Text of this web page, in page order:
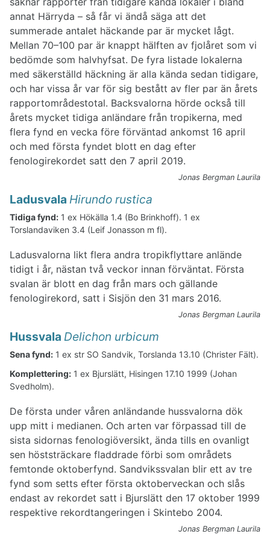
annat Härryda – så får vi ändå säga att det
summerade antalet häckande par är mycket lågt.
Mellan 70–100 par är knappt hälften av fjolåret som vi
bedömde som halvhyfsat. De fyra listade lokalerna
med säkerställd häckning är alla kända sedan tidigare,
och har vissa år var för sig bestått av fler par än årets
rapportområdestotal. Backsvalorna hörde också till
årets mycket tidiga anländare från tropikerna, med
flera fynd en vecka före förväntad ankomst 16 april
och med första fyndet blott en dag efter
fenologirekordet satt den 7 april 2019.
Jonas Bergman Laurila
Ladusvala Hirundo rustica
Tidiga fynd: 1 ex Hökälla 1.4 (Bo Brinkhoff). 1 ex
Torslandaviken 3.4 (Leif Jonasson m fl).
Ladusvalorna likt flera andra tropikflyttare anlände
tidigt i år, nästan två veckor innan förväntat. Första
svalan är blott en dag från mars och gällande
fenologirekord, satt i Sisjön den 31 mars 2016.
Jonas Bergman Laurila
Hussvala Delichon urbicum
Sena fynd: 1 ex str SO Sandvik, Torslanda 13.10 (Christer Fält).
Komplettering: 1 ex Bjurslätt, Hisingen 17.10 1999 (Johan
Svedholm).
De första under våren anländande hussvalorna dök
upp mitt i medianen. Och arten var förpassad till de
sista sidornas fenologiöversikt, ända tills en ovanligt
sen höststräckare fladdrade förbi som områdets
femtonde oktoberfynd. Sandvikssvalan blir ett av tre
fynd som setts efter första oktoberveckan och slås
endast av rekordet satt i Bjurslätt den 17 oktober 1999
respektive rekordtangeringen i Skintebo 2004.
Jonas Bergman Laurila